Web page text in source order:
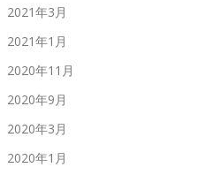
2021年3月
2021年1月
2020年11月
2020年9月
2020年3月
2020年1月